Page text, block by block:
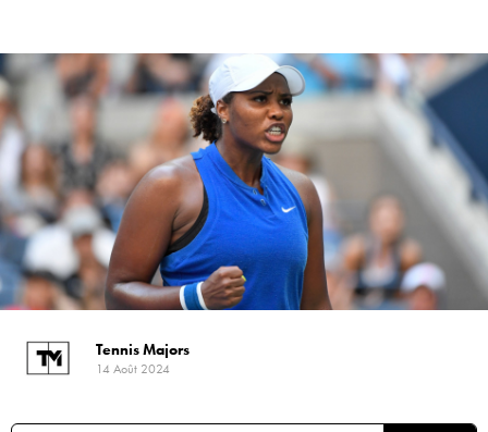
Tennis Majors
14 Août 2024